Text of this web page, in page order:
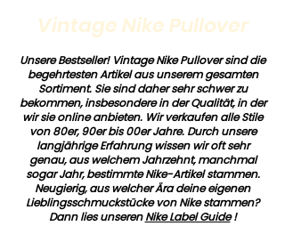
Vintage Nike Pullover
Unsere Bestseller! Vintage Nike Pullover sind die
begehrtesten Artikel aus unserem gesamten
Sortiment. Sie sind daher sehr schwer zu
bekommen, insbesondere in der Qualität, in der
wir sie online anbieten. Wir verkaufen alle Stile
von 80er, 90er bis 00er Jahre. Durch unsere
langjährige Erfahrung wissen wir oft sehr
genau, aus welchem Jahrzehnt, manchmal
sogar Jahr, bestimmte Nike-Artikel stammen.
Neugierig, aus welcher Ära deine eigenen
Lieblingsschmuckstücke von Nike stammen?
Dann lies unserenNike Label Guide!